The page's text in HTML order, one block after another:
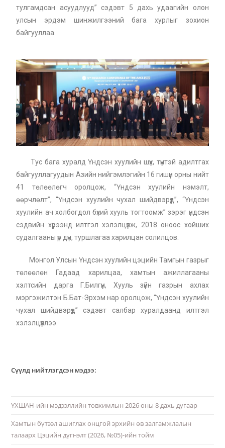
тулгамдсан асуудлууд” сэдэвт 5 дахь удаагийн олон
улсын эрдэм шинжилгээний бага хурлыг зохион
байгууллаа.
Тус бага хуралд Үндсэн хуулийн шүүх, түүнтэй адилтгах
байгууллагуудын Азийн нийгэмлэгийн 16 гишүүн орны нийт
41 төлөөлөгч оролцож, “Үндсэн хуулийн нэмэлт,
өөрчлөлт”, “Үндсэн хуулийн чухал шийдвэрүүд”, “Үндсэн
хуулийн ач холбогдол бүхий хууль тогтоомж” зэрэг үндсэн
сэдвийн хүрээнд илтгэл хэлэлцүүлж, 2018 оноос хойших
судалгааны үр дүн, туршлагаа харилцан солилцов.
Монгол Улсын Үндсэн хуулийн цэцийн Тамгын газрыг
төлөөлөн Гадаад харилцаа, хамтын ажиллагааны
хэлтсийн дарга Г.Билгүүн, Хууль зүйн газрын ахлах
мэргэжилтэн Б.Бат-Эрхэм нар оролцож, “Үндсэн хуулийн
чухал шийдвэрүүд” сэдэвт салбар хуралдаанд илтгэл
хэлэлцүүллээ.
Сүүлд нийтлэгдсэн мэдээ:
ҮХШАН-ийн мэдээллийн товхимлын 2026 оны 8 дахь дугаар
Хамтын бүтээл ашиглах онцгой эрхийн өв залгамжлалын
талаарх Цэцийн дүгнэлт (2026, №05)-ийн тойм